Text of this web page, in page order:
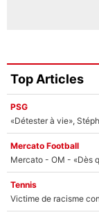
Top Articles
PSG
«Détester à vie»,
Mercato Football
Tennis